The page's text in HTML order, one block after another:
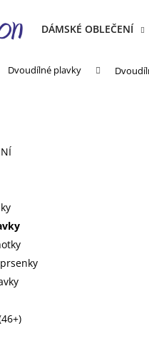
DÁMSKÉ OBLEČENÍ
Dvoudílné plavky